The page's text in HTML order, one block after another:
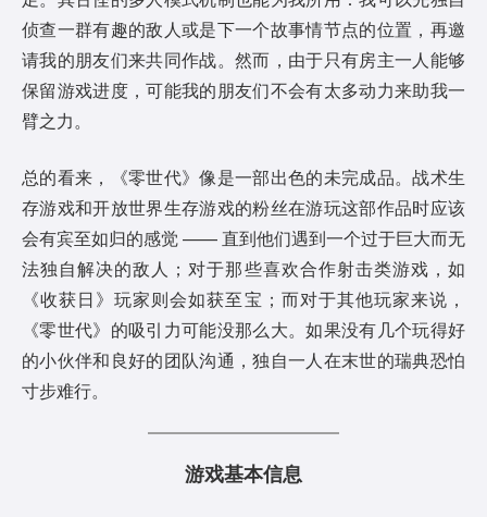
侦查一群有趣的敌人或是下一个故事情节点的位置，再邀
请我的朋友们来共同作战。然而，由于只有房主一人能够
保留游戏进度，可能我的朋友们不会有太多动力来助我一
臂之力。
总的看来，《零世代》像是一部出色的未完成品。战术生
存游戏和开放世界生存游戏的粉丝在游玩这部作品时应该
会有宾至如归的感觉 —— 直到他们遇到一个过于巨大而无
法独自解决的敌人；对于那些喜欢合作射击类游戏，如
《收获日》玩家则会如获至宝；而对于其他玩家来说，
《零世代》的吸引力可能没那么大。如果没有几个玩得好
的小伙伴和良好的团队沟通，独自一人在末世的瑞典恐怕
寸步难行。
游戏基本信息